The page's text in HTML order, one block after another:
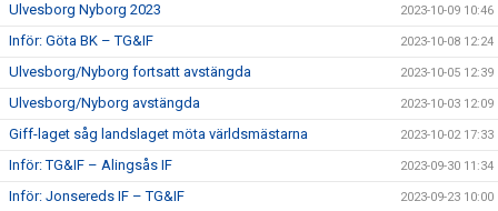
Ulvesborg Nyborg 2023 2023-10-09 10:46
Inför: Göta BK – TG&IF 2023-10-08 12:24
Ulvesborg/Nyborg fortsatt avstängda 2023-10-05 12:39
Ulvesborg/Nyborg avstängda 2023-10-03 12:09
Giff-laget såg landslaget möta världsmästarna 2023-10-02 17:33
Inför: TG&IF – Alingsås IF 2023-09-30 11:34
Inför: Jonsereds IF – TG&IF 2023-09-23 10:00